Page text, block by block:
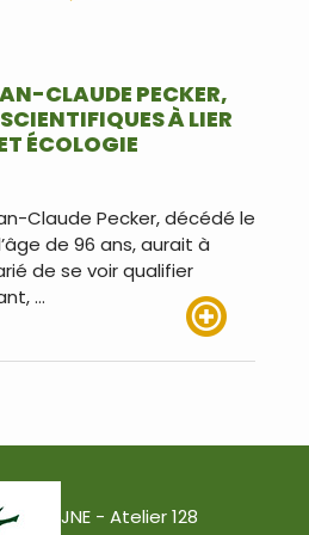
CLAUDE PECKER,
À LIER
ÉCOLOGIE
Claude Pecker, décédé le
de 96 ans, aurait à
de se voir qualifier
…
JNE - Atelier 128